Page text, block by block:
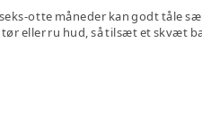
otte måneder kan godt tåle
eller ru hud, så tilsæt et skvæt